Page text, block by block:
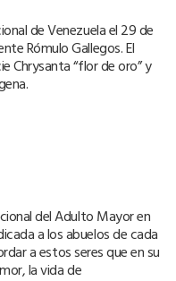
de Venezuela el 29 de
Rómulo Gallegos. El
Chrysanta “flor de oro” y
del Adulto Mayor en
a los abuelos de cada
a estos seres que en su
la vida de